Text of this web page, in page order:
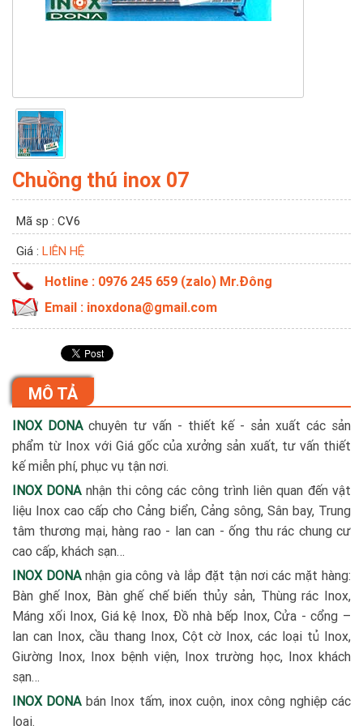
Chuồng thú inox 07
Mã sp : CV6
Giá : LIÊN HỆ
Hotline : 0976 245 659 (zalo) Mr.Đông
Email : inoxdona@gmail.com
MÔ TẢ
INOX DONAchuyên tư vấn - thiết kế - sản xuất các sản
phẩm từ Inox với Giá gốc của xưởng sản xuất, tư vấn thiết
kế miễn phí, phục vụ tận nơi.
INOX DONAnhận thi công các công trình liên quan đến vật
liệu Inox cao cấp cho Cảng biển, Cảng sông, Sân bay, Trung
tâm thương mại, hàng rao - lan can - ống thu rác chung cư
cao cấp, khách sạn…
INOX DONAnhận gia công và lắp đặt tận nơi các mặt hàng:
Bàn ghế Inox, Bàn ghế chế biến thủy sản, Thùng rác Inox,
Máng xối Inox, Giá kệ Inox, Đồ nhà bếp Inox, Cửa - cổng –
lan can Inox, cầu thang Inox, Cột cờ Inox, các loại tủ Inox,
Giường Inox, Inox bệnh viện, Inox trường học, Inox khách
sạn…
INOX DONAbán Inox tấm, inox cuộn, inox công nghiệp các
loại.